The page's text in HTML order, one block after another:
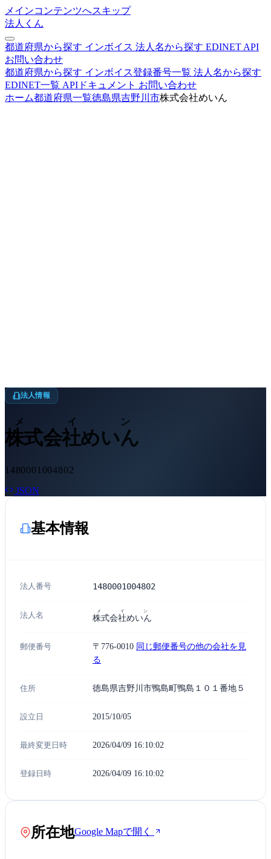
メインコンテンツへスキップ
法人くん
都道府県から探す インボイス 法人名から探す EDINET API
お問い合わせ
都道府県から探す インボイス登録番号一覧 法人名から探す
EDINET一覧 APIドキュメント お問い合わせ
ホーム都道府県一覧徳島県吉野川市株式会社めいん
法人情報
株式会社めいん
メイン
1480001004802
JSON
基本情報
法人番号 1480001004802
法人名 株式会社めいん
メイン
郵便番号 〒776-0010 同じ郵便番号の他の会社を見
る
住所 徳島県吉野川市鴨島町鴨島１０１番地５
設立日 2015/10/05
最終変更日時 2026/04/09 16:10:02
登録日時 2026/04/09 16:10:02
所在地Google Mapで開く